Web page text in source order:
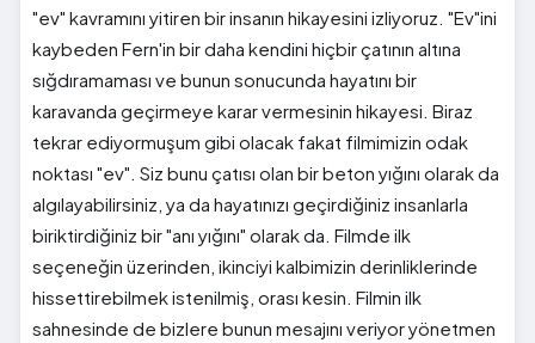
"ev" kavramını yitiren bir insanın hikayesini izliyoruz. "Ev"ini
kaybeden Fern'in bir daha kendini hiçbir çatının altına
sığdıramaması ve bunun sonucunda hayatını bir
karavanda geçirmeye karar vermesinin hikayesi. Biraz
tekrar ediyormuşum gibi olacak fakat filmimizin odak
noktası "ev". Siz bunu çatısı olan bir beton yığını olarak da
algılayabilirsiniz, ya da hayatınızı geçirdiğiniz insanlarla
biriktirdiğiniz bir "anı yığını" olarak da. Filmde ilk
seçeneğin üzerinden, ikinciyi kalbimizin derinliklerinde
hissettirebilmek istenilmiş, orası kesin. Filmin ilk
sahnesinde de bizlere bunun mesajını veriyor yönetmen